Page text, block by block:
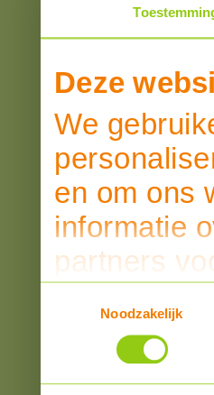
Deze
We
en om ons
informatie
partners
informatie
Noodzakelijk